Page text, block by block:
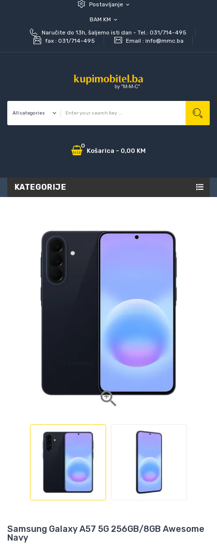
Postavljanje expand_more
BAM KM expand_more
Naručite do 13h, šaljemo isti dan - Tel.: 031/714-495
fax : 031/714-495 Email : info@mmc.ba
Košarica
0
- 0,00 KM
KATEGORIJE

Samsung Galaxy A57 5G 256GB/8GB Awesome
Navy